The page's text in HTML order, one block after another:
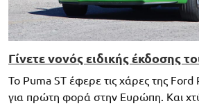
Γίνετε νονός ειδικής έκδοσης
Το Puma ST έφερε τις χάρες της
για πρώτη φορά στην Ευρώπη. Και